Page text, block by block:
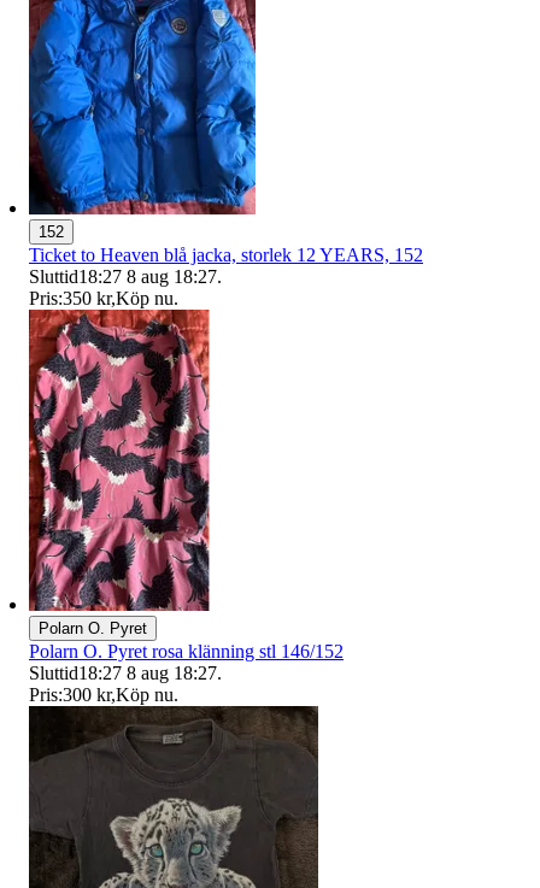
152
Ticket to Heaven blå jacka, storlek 12 YEARS, 152
Sluttid18:27 8 aug 18:27.
Pris:350 kr,Köp nu.
Polarn O. Pyret
Polarn O. Pyret rosa klänning stl 146/152
Sluttid18:27 8 aug 18:27.
Pris:300 kr,Köp nu.